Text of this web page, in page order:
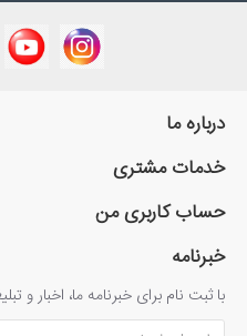
درباره ما
خدمات مشتری
حساب کاربری من
خبرنامه
با ثبت نام برای خبرنامه ما، اخبار و